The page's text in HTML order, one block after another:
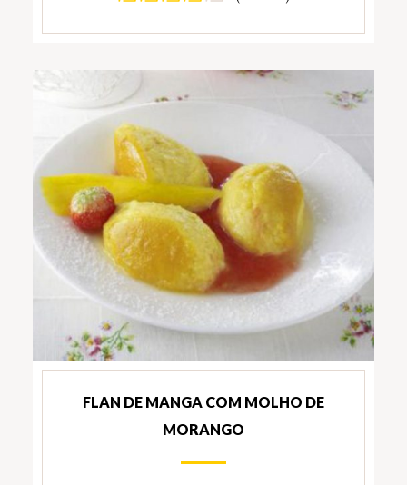
FLAN DE MANGA COM MOLHO DE
MORANGO